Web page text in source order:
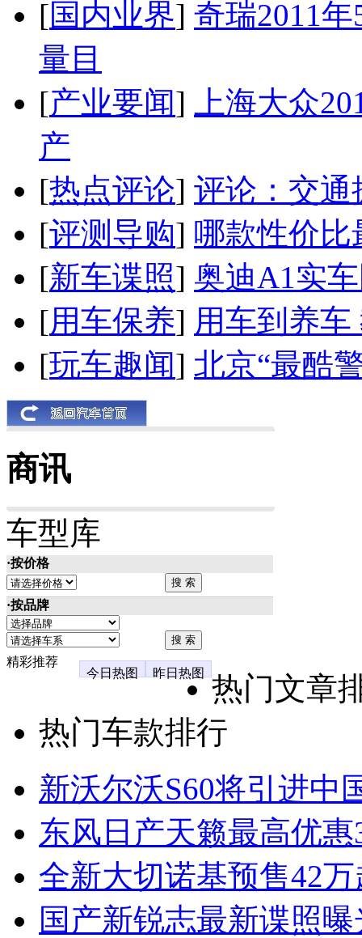
[国内业界] 奇瑞2011
量目
[产业要闻]
上海大众
产
[热点评论] 评论：交通
[评测导购] 哪款性价比
[新车谍照] 奥迪A1实
[用车保养] 用车到养
[玩车趣闻] 北京“最酷
商讯
车型库
·按价格
·按品牌
精彩推荐
今日热图
昨日热图
热门文章
热门车款排行
新沃尔沃S60将引进中
东风日产天籁最高优
全新大切诺基预售42
国产新锐志最新谍照